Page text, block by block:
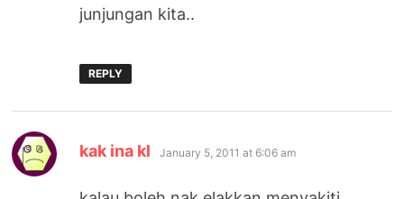
junjungan kita..
REPLY
kak ina kl says:
January 5, 2011 at 6:06 am